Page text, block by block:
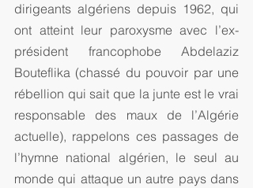
dirigeants algériens depuis 1962, qui
ont atteint leur paroxysme avec l’ex-
président francophobe Abdelaziz
Bouteflika (chassé du pouvoir par une
rébellion qui sait que la junte est le vrai
responsable des maux de l’Algérie
actuelle), rappelons ces passages de
l’hymne national algérien, le seul au
monde qui attaque un autre pays dans